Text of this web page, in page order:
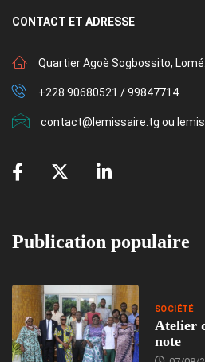
CONTACT ET ADRESSE
Quartier Agoè Sogbossito, Lomé.
+228 90680521 / 99847714.
contact@lemissaire.tg ou
Publication populaire
SOCIÉTÉ
Atelier
note